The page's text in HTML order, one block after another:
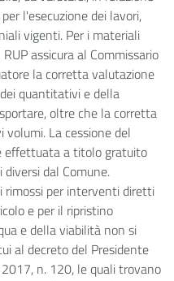
l'esecuzione dei lavori,
vigenti. Per i materiali
assicura al Commissario
la corretta valutazione
quantitativi e della
oltre che la corretta
La cessione del
effettuata a titolo gratuito
dal Comune.
per interventi diretti
e per il ripristino
e della viabilità non si
al decreto del Presidente
n. 120, le quali trovano